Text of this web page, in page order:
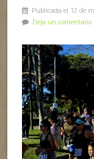
Publicada el 12 de
Deja un comentario